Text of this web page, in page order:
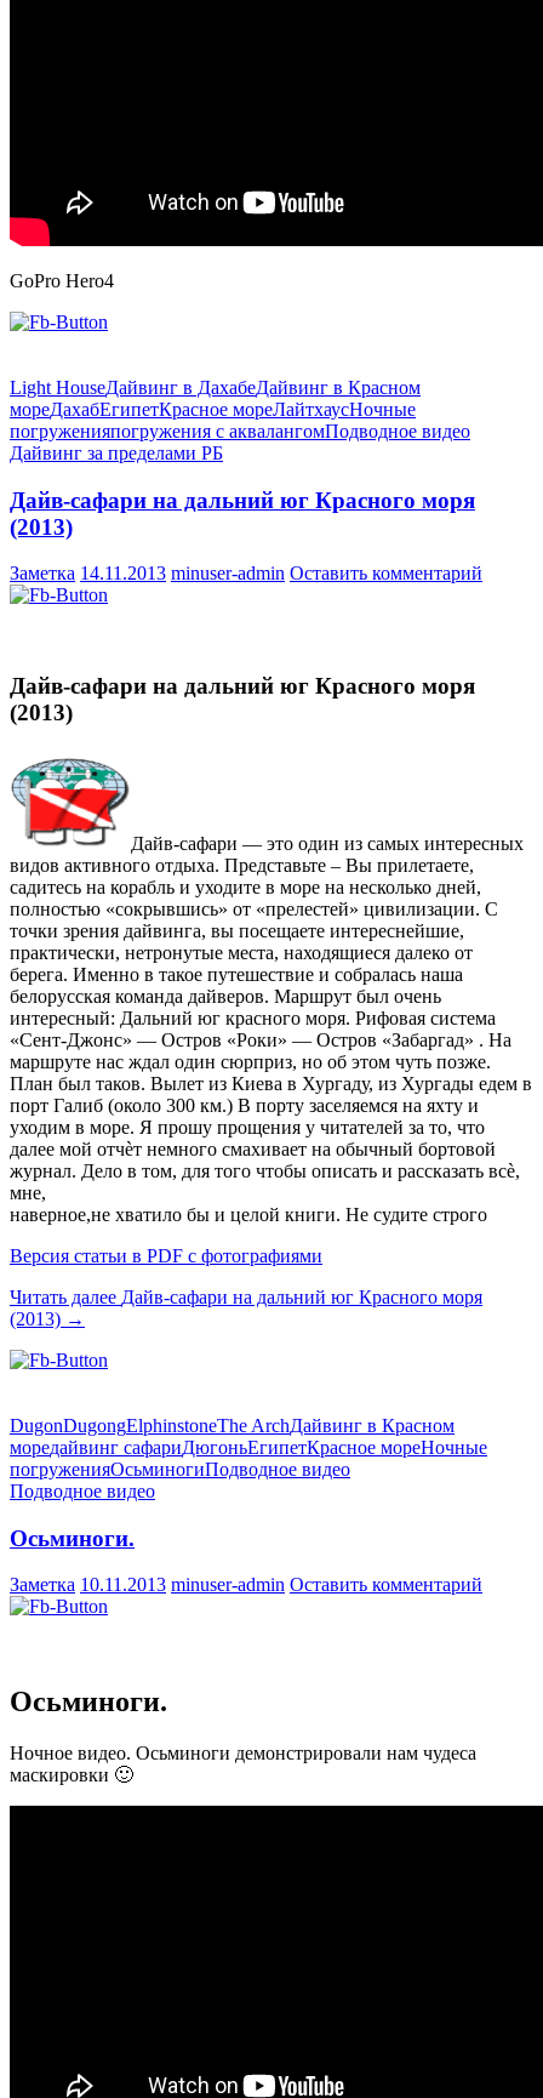
GoPro Hero4
Light HouseДайвинг в ДахабеДайвинг в Красном
мореДахабЕгипетКрасное мореЛайтхаусНочные
погруженияпогружения с аквалангомПодводное видео
Дайвинг за пределами РБ
Дайв-сафари на дальний юг Красного моря
(2013)
Заметка 14.11.2013 minuser-admin Оставить комментарий
Дайв-сафари на дальний юг Красного моря
(2013)
Дайв-сафари — это один из самых интересных
видов активного отдыха. Представьте – Вы прилетаете,
садитесь на корабль и уходите в море на несколько дней,
полностью «сокрывшись» от «прелестей» цивилизации. С
точки зрения дайвинга, вы посещаете интереснейшие,
практически, нетронутые места, находящиеся далеко от
берега. Именно в такое путешествие и собралась наша
белорусская команда дайверов. Маршрут был очень
интересный: Дальний юг красного моря. Рифовая система
«Сент-Джонс» — Остров «Роки» — Остров «Забаргад» . На
маршруте нас ждал один сюрприз, но об этом чуть позже.
План был таков. Вылет из Киева в Хургаду, из Хургады едем в
порт Галиб (около 300 км.) В порту заселяемся на яхту и
уходим в море. Я прошу прощения у читателей за то, что
далее мой отчѐт немного смахивает на обычный бортовой
журнал. Дело в том, для того чтобы описать и рассказать всѐ,
мне,
наверное,не хватило бы и целой книги. Не судите строго
Версия статьи в PDF с фотографиями
Читать далее Дайв-сафари на дальний юг Красного моря
(2013) →
DugonDugongElphinstoneThe ArchДайвинг в Красном
моредайвинг сафариДюгоньЕгипетКрасное мореНочные
погруженияОсьминогиПодводное видео
Подводное видео
Осьминоги.
Заметка 10.11.2013 minuser-admin Оставить комментарий
Осьминоги.
Ночное видео. Осьминоги демонстрировали нам чудеса
маскировки 🙂